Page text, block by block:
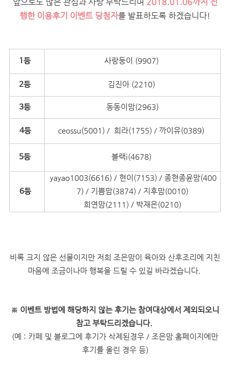
행한 이용후기 이벤트 당첨자를 발표하도록 하겠습니다!
1등 사랑둥이 (9907)
2등 김진아 (2210)
3등 동동이맘(2963)
4등 ceossu(5001) / 희라(1755) / 까이유(0389)
5등 블랙i(4678)
6등
yayao1003(6616) / 현이(7153) / 종현종윤맘(400
7) / 기쁨맘(3874) / 지후맘(0010)
희연맘(2111) / 박재은(0210)
비록 크지 않은 선물이지만 저희 조은맘이 육아와 산후조리에 지친
마음에 조금이나마 행복을 드릴 수 있길 바라겠습니다.
※ 이벤트 방법에 해당하지 않는 후기는 참여대상에서 제외되오니
참고 부탁드리겠습니다.
(예 : 카페 및 블로그에 후기가 삭제된경우 / 조은맘 홈페이지에만
후기를 올린 경우 등)